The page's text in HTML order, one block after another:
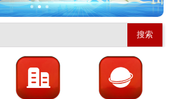
搜索